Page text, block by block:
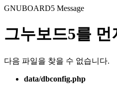
GNUBOARD5 Message
그누보드5를
다음 파일을 찾을 수 없습니다.
data/dbconfig.php